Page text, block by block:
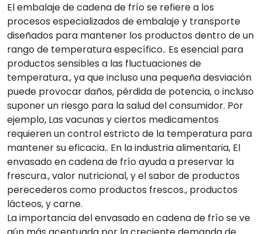
El embalaje de cadena de frío se refiere a los
procesos especializados de embalaje y transporte
diseñados para mantener los productos dentro de un
rango de temperatura específico.. Es esencial para
productos sensibles a las fluctuaciones de
temperatura., ya que incluso una pequeña desviación
puede provocar daños, pérdida de potencia, o incluso
suponer un riesgo para la salud del consumidor. Por
ejemplo, Las vacunas y ciertos medicamentos
requieren un control estricto de la temperatura para
mantener su eficacia.. En la industria alimentaria, El
envasado en cadena de frío ayuda a preservar la
frescura., valor nutricional, y el sabor de productos
perecederos como productos frescos., productos
lácteos, y carne.
La importancia del envasado en cadena de frío se ve